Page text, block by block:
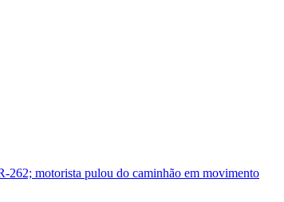
262; motorista pulou do caminhão em movimento